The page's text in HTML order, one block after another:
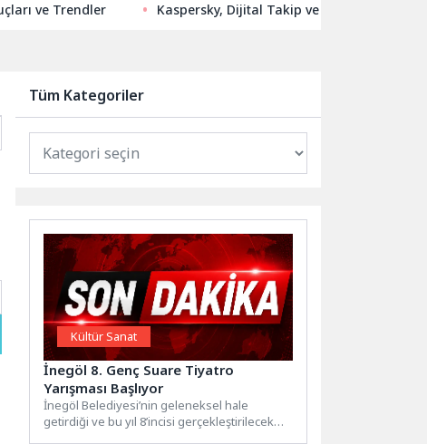
ve Trendler Kaspersky, Dijital Takip ve Kişisel Veri
Tüm Kategoriler
Kültür Sanat
İnegöl 8. Genç Suare Tiyatro
Yarışması Başlıyor
İnegöl Belediyesi’nin geleneksel hale
getirdiği ve bu yıl 8’incisi gerçekleştirilecek